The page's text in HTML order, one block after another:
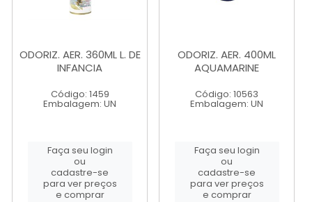
ODORIZ. AER. 360ML L. DE
INFANCIA
Código: 1459
Embalagem: UN
Faça seu login
ou
cadastre-se
para ver preços
e comprar
ODORIZ. AER. 400ML
AQUAMARINE
Código: 10563
Embalagem: UN
Faça seu login
ou
cadastre-se
para ver preços
e comprar